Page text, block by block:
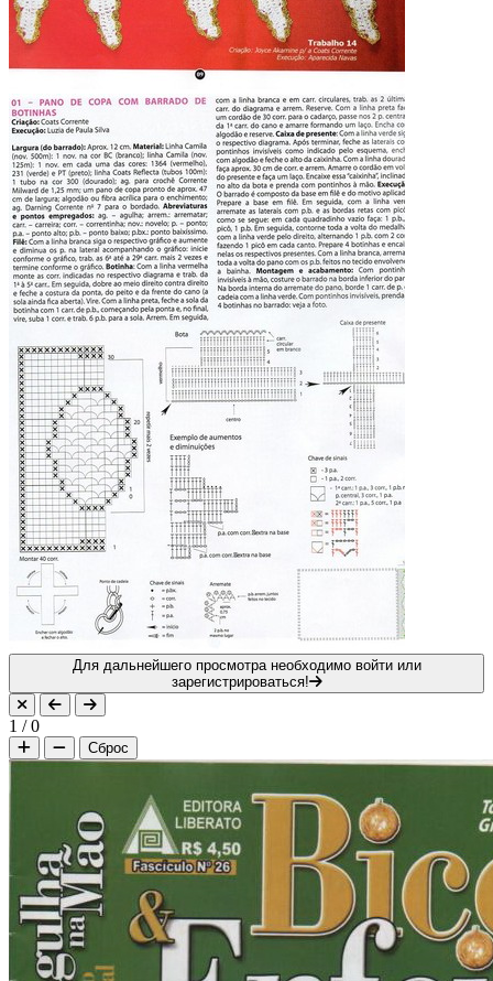
Для дальнейшего просмотра необходимо войти или
зарегистрироваться!
1 /0
Сброс